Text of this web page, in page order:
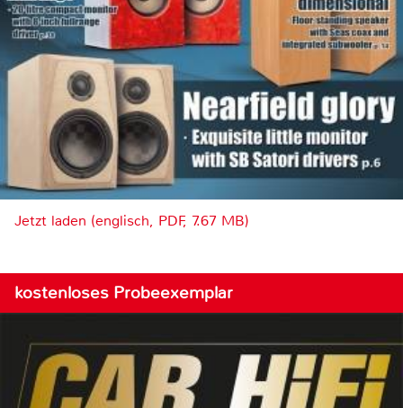
Jetzt laden (englisch, PDF, 7.67 MB)
kostenloses Probeexemplar